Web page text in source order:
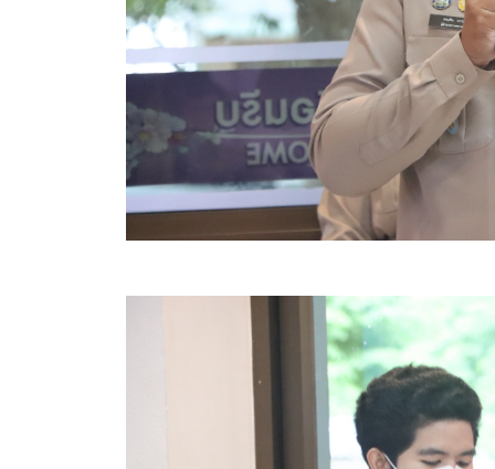
แบบฟอร์มบริหารงานบุคคล
รายงานตรวจสอบภายใน
รายงานเครื่องจักรกล อบจ.
ศูนย์อำนวยการการเลือกตั้ง สมาชิกสภาและนายก
งานแผนการบริหารจัดการความเสี่ยงของ อบจ.สุพร